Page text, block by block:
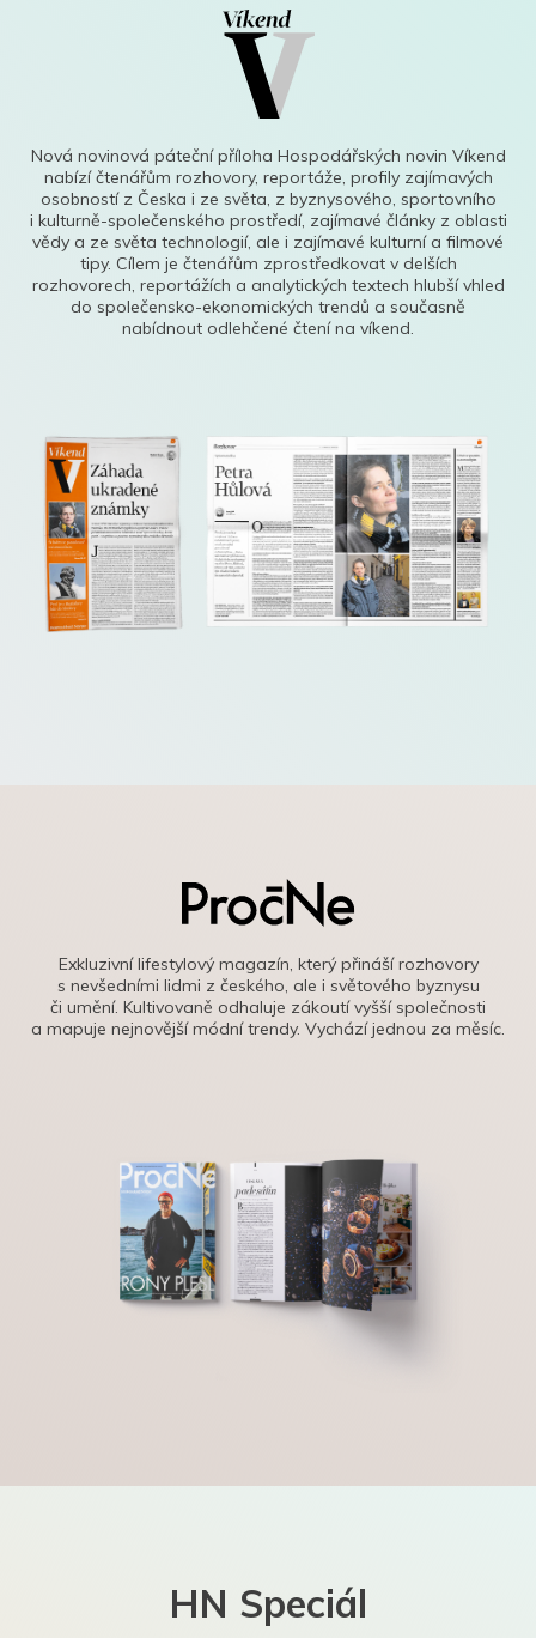
Nová novinová páteční příloha Hospodářských novin Víkend
nabízí čtenářům rozhovory, reportáže, profily zajímavých
osobností z Česka i ze světa, z byznysového, sportovního
i kulturně-společenského prostředí, zajímavé články z oblasti
vědy a ze světa technologií, ale i zajímavé kulturní a filmové
tipy. Cílem je čtenářům zprostředkovat v delších
rozhovorech, reportážích a analytických textech hlubší vhled
do společensko-ekonomických trendů a současně
nabídnout odlehčené čtení na víkend.
Exkluzivní lifestylový magazín, který přináší rozhovory
s nevšedními lidmi z českého, ale i světového byznysu
či umění. Kultivovaně odhaluje zákoutí vyšší společnosti
a mapuje nejnovější módní trendy. Vychází jednou za měsíc.
HN Speciál